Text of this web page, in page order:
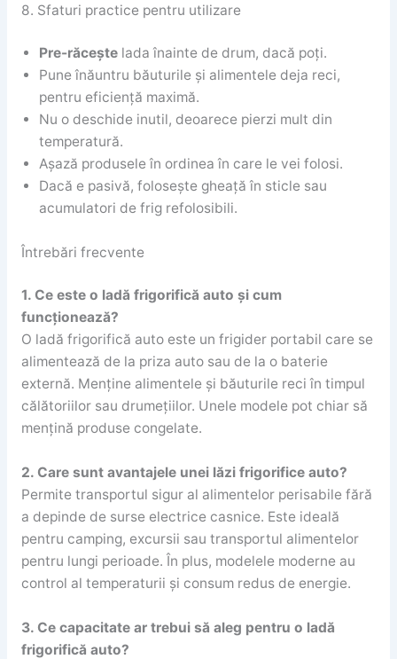
8. Sfaturi practice pentru utilizare
Pre-răceștelada înainte de drum, dacă poți.
Pune înăuntru băuturile și alimentele deja reci,
pentru eficiență maximă.
Nu o deschide inutil, deoarece pierzi mult din
temperatură.
Așază produsele în ordinea în care le vei folosi.
Dacă e pasivă, folosește gheață în sticle sau
acumulatori de frig refolosibili.
Întrebări frecvente
1. Ce este o ladă frigorifică auto și cum
funcționează?
O ladă frigorifică auto este un frigider portabil care se
alimentează de la priza auto sau de la o baterie
externă. Menține alimentele și băuturile reci în timpul
călătoriilor sau drumețiilor. Unele modele pot chiar să
mențină produse congelate.
2. Care sunt avantajele unei lăzi frigorifice auto?
Permite transportul sigur al alimentelor perisabile fără
a depinde de surse electrice casnice. Este ideală
pentru camping, excursii sau transportul alimentelor
pentru lungi perioade. În plus, modelele moderne au
control al temperaturii și consum redus de energie.
3. Ce capacitate ar trebui să aleg pentru o ladă
frigorifică auto?